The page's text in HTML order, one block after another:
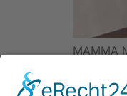
MAMMA
die